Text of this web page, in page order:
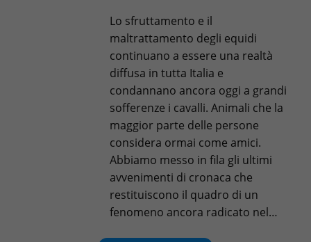
Lo sfruttamento e il
maltrattamento degli equidi
continuano a essere una realtà
diffusa in tutta Italia e
condannano ancora oggi a grandi
sofferenze i cavalli. Animali che la
maggior parte delle persone
considera ormai come amici.
Abbiamo messo in fila gli ultimi
avvenimenti di cronaca che
restituiscono il quadro di un
fenomeno ancora radicato nel…